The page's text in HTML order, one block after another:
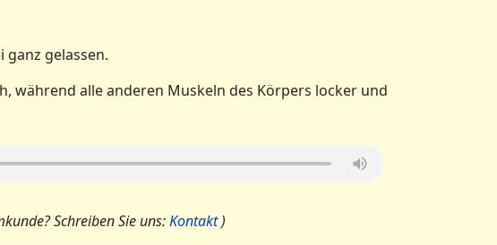
ganz gelassen.
während alle anderen Muskeln des Körpers locker und
Schreiben Sie uns:Kontakt)